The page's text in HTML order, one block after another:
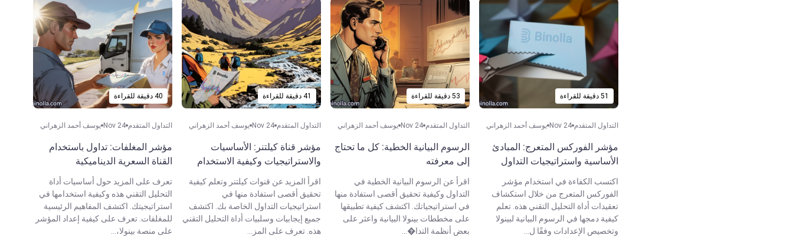
51 دقيقة للقراءة
التداول المتقدم Nov 24 يوسف أحمد الزهراني
مؤشر الفوركس المتعرج: المبادئ
الأساسية واستراتيجيات التداول
اكتسب الكفاءة في استخدام مؤشر
الفوركس المتعرج من خلال استكشاف
تعقيدات أداة التحليل التقني هذه. تعلم
كيفية دمجها في الرسوم البيانية لبينولا
وتخصيص الإعدادات وفقًا ل...
53 دقيقة للقراءة
التداول المتقدم Nov 24 يوسف أحمد الزهراني
الرسوم البيانية الخطية: كل ما تحتاج
إلى معرفته
اقرأ عن الرسوم البيانية الخطية في
التداول وكيفية تحقيق أقصى استفادة منها
في استراتيجياتك. اكتشف كيفية تطبيقها
على مخططات بينولا البيانية واعثر على
بعض أنظمة التدا�...
41 دقيقة للقراءة
التداول المتقدم Nov 24 يوسف أحمد الزهراني
مؤشر قناة كيلتنر: الأساسيات
والاستراتيجيات وكيفية الاستخدام
اقرأ المزيد عن قنوات كيلتنر وتعلم كيفية
تحقيق أقصى استفادة منها في
استراتيجيات التداول الخاصة بك. اكتشف
جميع إيجابيات وسلبيات أداة التحليل التقني
هذه. تعرف على المز...
40 دقيقة للقراءة
التداول المتقدم Nov 24 يوسف أحمد الزهراني
مؤشر المغلفات: تداول باستخدام
القناة السعرية الديناميكية
تعرف على المزيد حول أساسيات أداة
التحليل التقني هذه وكيفية استخدامها في
استراتيجيتك. اكتشف المفاهيم الرئيسية
للمغلفات. تعرف على كيفية إعداد المؤشر
على منصة بينولا،...